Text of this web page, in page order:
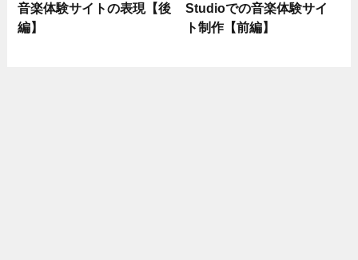
音楽体験サイトの表現【後
編】
Studioでの音楽体験サイ
ト制作【前編】